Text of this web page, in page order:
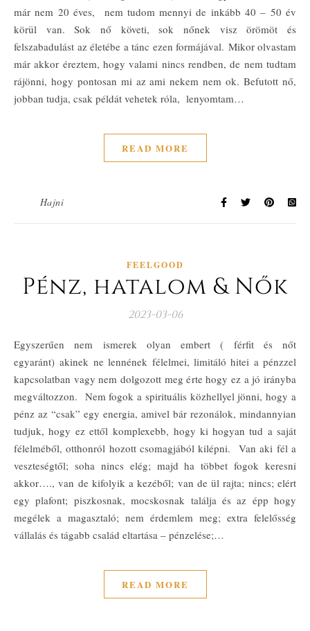
már nem 20 éves, nem tudom mennyi de inkább 40 – 50 év
körül van. Sok nő követi, sok nőnek visz örömöt és
felszabadulást az életébe a tánc ezen formájával. Mikor olvastam
már akkor éreztem, hogy valami nincs rendben, de nem tudtam
rájönni, hogy pontosan mi az ami nekem nem ok. Befutott nő,
jobban tudja, csak példát vehetek róla, lenyomtam…
READ MORE
Hajni
FEELGOOD
Pénz, hatalom & Nők
2023-03-06
Egyszerűen nem ismerek olyan embert ( férfit és nőt
egyaránt) akinek ne lennének félelmei, limitáló hitei a pénzzel
kapcsolatban vagy nem dolgozott meg érte hogy ez a jó irányba
megváltozzon. Nem fogok a spirituális közhellyel jönni, hogy a
pénz az “csak” egy energia, amivel bár rezonálok, mindannyian
tudjuk, hogy ez ettől komplexebb, hogy ki hogyan tud a saját
félelméből, otthonról hozott csomagjából kilépni. Van aki fél a
veszteségtől; soha nincs elég; majd ha többet fogok keresni
akkor…., van de kifolyik a kezéből; van de ül rajta; nincs; elért
egy plafont; piszkosnak, mocskosnak találja és az épp hogy
megélek a magasztaló; nem érdemlem meg; extra felelősség
vállalás és tágabb család eltartása – pénzelése;…
READ MORE